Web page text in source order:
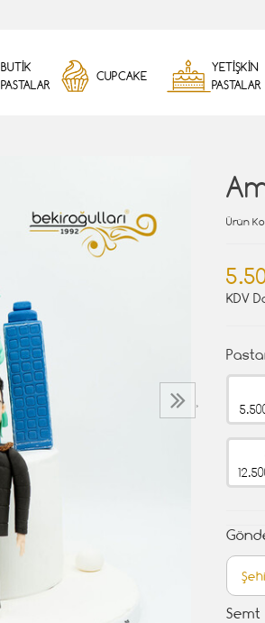
BUTİK
PASTALAR
CUPCAKE
YETİŞKİN
PASTALAR
›
Ürün
KDV
Semt